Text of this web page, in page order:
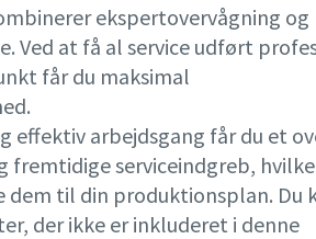
ekspertovervågning og
Ved at få al service udført
får du maksimal
effektiv arbejdsgang får du et
fremtidige serviceindgreb,
til din produktionsplan. Du
der ikke er inkluderet i denne